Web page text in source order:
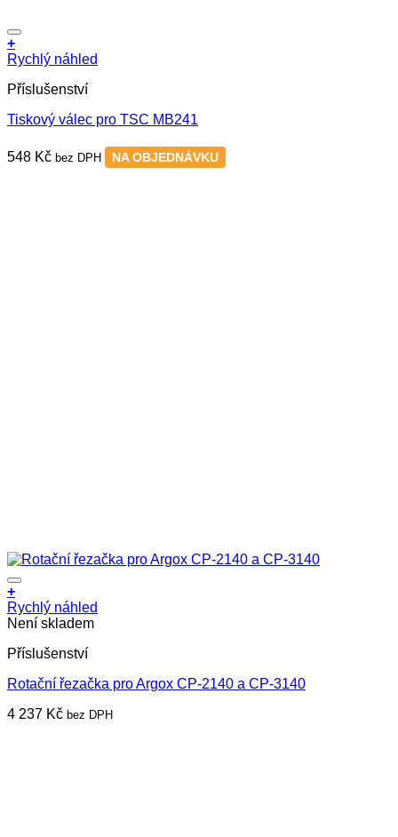
+
Rychlý náhled
Příslušenství
Tiskový válec pro TSC MB241
548 Kč bez DPH NA OBJEDNÁVKU
+
Rychlý náhled
Není skladem
Příslušenství
Rotační řezačka pro Argox CP-2140 a CP-3140
4 237 Kč bez DPH